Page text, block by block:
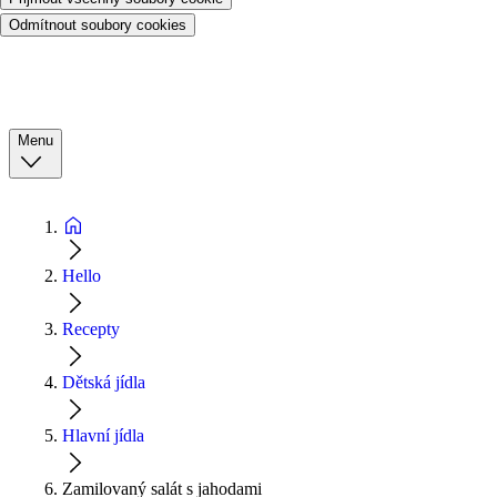
Odmítnout soubory cookies
Menu
Hello
Recepty
Dětská jídla
Hlavní jídla
Zamilovaný salát s jahodami